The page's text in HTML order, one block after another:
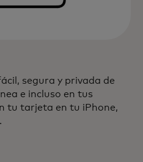
segura y privada de
e incluso en tus
tu tarjeta en tu iPhone,